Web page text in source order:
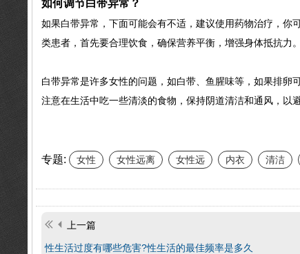
如何调节白带异常？
如果白带异常，下面可能会有不适，建议使用药物治疗，
类患者，首先要合理饮食，确保营养平衡，增强身体抵抗力
白带异常是许多女性的问题，如白带、鱼腥味等，如果排
注意在生活中吃一些清淡的食物，保持阴道清洁和通风，以
专题: 女性 女性远离 女性远 内衣 清洁
上一篇
性生活过度有哪些危害?性生活的最佳频率是多久